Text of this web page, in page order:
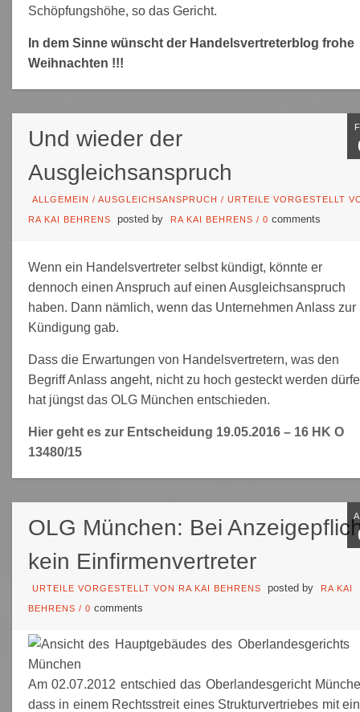
Schöpfungshöhe, so das Gericht.
In dem Sinne wünscht der Handelsvertreterblog frohe
Weihnachten !!!
Und wieder der
Ausgleichsanspruch
ALLGEMEIN / AUSGLEICHSANSPRUCH / URTEILE VORGESTELLT
RA KAI BEHRENS posted by RA KAI BEHRENS / 0 comments
Wenn ein Handelsvertreter selbst kündigt, könnte er
dennoch einen Anspruch auf einen Ausgleichsanspruch
haben. Dann nämlich, wenn das Unternehmen Anlass zur
Kündigung gab.
Dass die Erwartungen von Handelsvertretern, was den
Begriff Anlass angeht, nicht zu hoch gesteckt werden
hat jüngst das OLG München entschieden.
Hier geht es zur Entscheidung 19.05.2016 – 16 HK O
13480/15
OLG München: Bei
kein Einfirmenvertreter
URTEILE VORGESTELLT VON RA KAI BEHRENS posted by RA KAI
BEHRENS / 0 comments
Am 02.07.2012 entschied das Oberlandesgericht
dass in einem Rechtsstreit eines Strukturvertriebes mit